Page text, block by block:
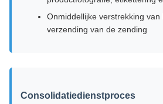
Onmiddellijke verstrekking
verzending van de zending
Consolidatiedienstproces